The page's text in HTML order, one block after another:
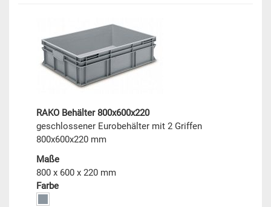
RAKO Behälter 800x600x220
geschlossener Eurobehälter mit 2 Griffen
800x600x220 mm
Maße
800 x 600 x 220 mm
Farbe